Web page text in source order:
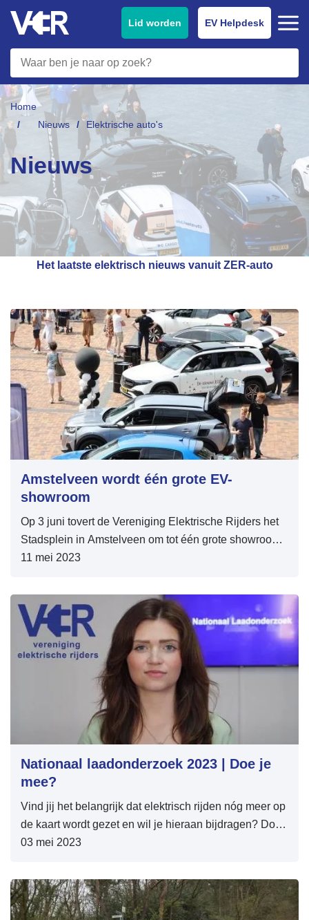
Lid worden EV Helpdesk
Home
Nieuws
Elektrische auto's
Nieuws
Het laatste elektrisch nieuws vanuit ZER-auto
Amstelveen wordt één grote EV-
showroom
Op 3 juni tovert de Vereniging Elektrische Rijders het
Stadsplein in Amstelveen om tot één grote showroom
van elektrische auto's.
11 mei 2023
Nationaal laadonderzoek 2023 | Doe je
mee?
Vind jij het belangrijk dat elektrisch rijden nóg meer op
de kaart wordt gezet en wil je hieraan bijdragen? Doe
dan mee met het Nationaal Laadonderzoek 2023!
03 mei 2023